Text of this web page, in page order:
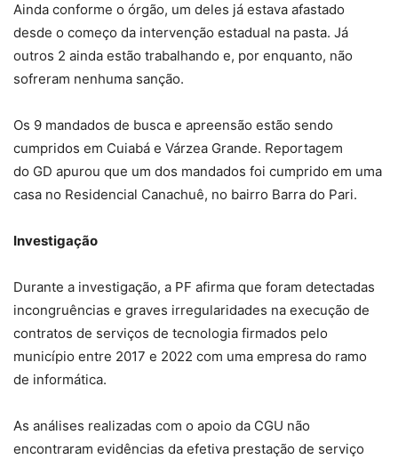
Ainda conforme o órgão, um deles já estava afastado
desde o começo da intervenção estadual na pasta. Já
outros 2 ainda estão trabalhando e, por enquanto, não
sofreram nenhuma sanção.
Os 9 mandados de busca e apreensão estão sendo
cumpridos em Cuiabá e Várzea Grande. Reportagem
do GD apurou que um dos mandados foi cumprido em uma
casa no Residencial Canachuê, no bairro Barra do Pari.
Investigação
Durante a investigação, a PF afirma que foram detectadas
incongruências e graves irregularidades na execução de
contratos de serviços de tecnologia firmados pelo
município entre 2017 e 2022 com uma empresa do ramo
de informática.
As análises realizadas com o apoio da CGU não
encontraram evidências da efetiva prestação de serviço